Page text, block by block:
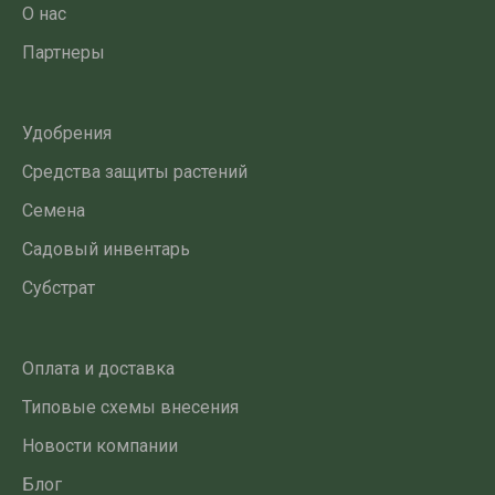
О нас
Партнеры
Удобрения
Средства защиты растений
Семена
Садовый инвентарь
Субстрат
Оплата и доставка
Типовые схемы внесения
Новости компании
Блог